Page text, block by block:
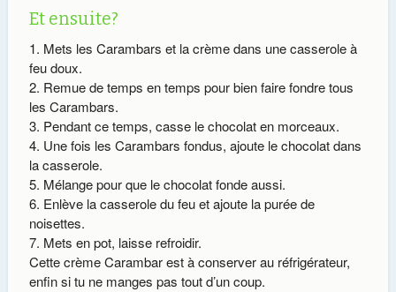
Et ensuite?
Mets les Carambars et la crème dans une casserole à
feu doux.
Remue de temps en temps pour bien faire fondre tous
les Carambars.
Pendant ce temps, casse le chocolat en morceaux.
Une fois les Carambars fondus, ajoute le chocolat dans
la casserole.
Mélange pour que le chocolat fonde aussi.
Enlève la casserole du feu et ajoute la purée de
noisettes.
Mets en pot, laisse refroidir.
Cette crème Carambar est à conserver au réfrigérateur,
enfin si tu ne manges pas tout d’un coup.